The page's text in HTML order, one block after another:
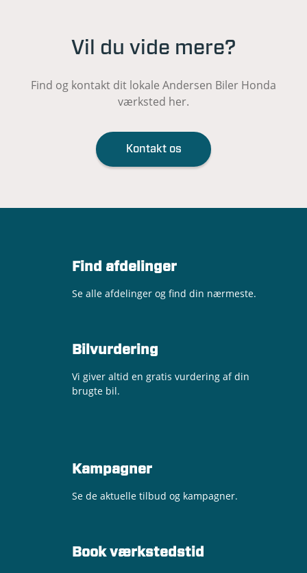
Vil du vide mere?
Find og kontakt dit lokale Andersen Biler Honda
værksted her.
Kontakt os
Find afdelinger
Se alle afdelinger og find din nærmeste.
Bilvurdering
Vi giver altid en gratis vurdering af din
brugte bil.
Kampagner
Se de aktuelle tilbud og kampagner.
Book værkstedstid